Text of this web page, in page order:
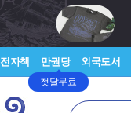
전자책 만권당
첫달무료
외국도서